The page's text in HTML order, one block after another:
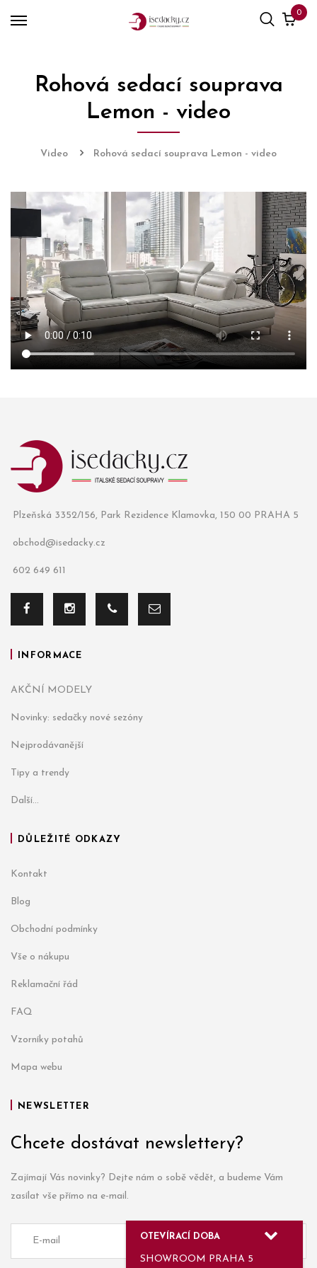
0
Rohová sedací souprava
Lemon - video
Video Rohová sedací souprava Lemon - video
Plzeňská 3352/156, Park Rezidence Klamovka, 150 00 PRAHA 5
obchod@isedacky.cz
602 649 611
INFORMACE
AKČNÍ MODELY
Novinky: sedačky nové sezóny
Nejprodávanější
Tipy a trendy
Další...
DŮLEŽITÉ ODKAZY
Kontakt
Blog
Obchodní podmínky
Vše o nákupu
Reklamační řád
FAQ
Vzorníky potahů
Mapa webu
NEWSLETTER
Chcete dostávat newslettery?
Zajímají Vás novinky? Dejte nám o sobě vědět, a budeme Vám
zasílat vše přímo na e-mail.
OTEVÍRACÍ DOBA
SHOWROOM PRAHA 5